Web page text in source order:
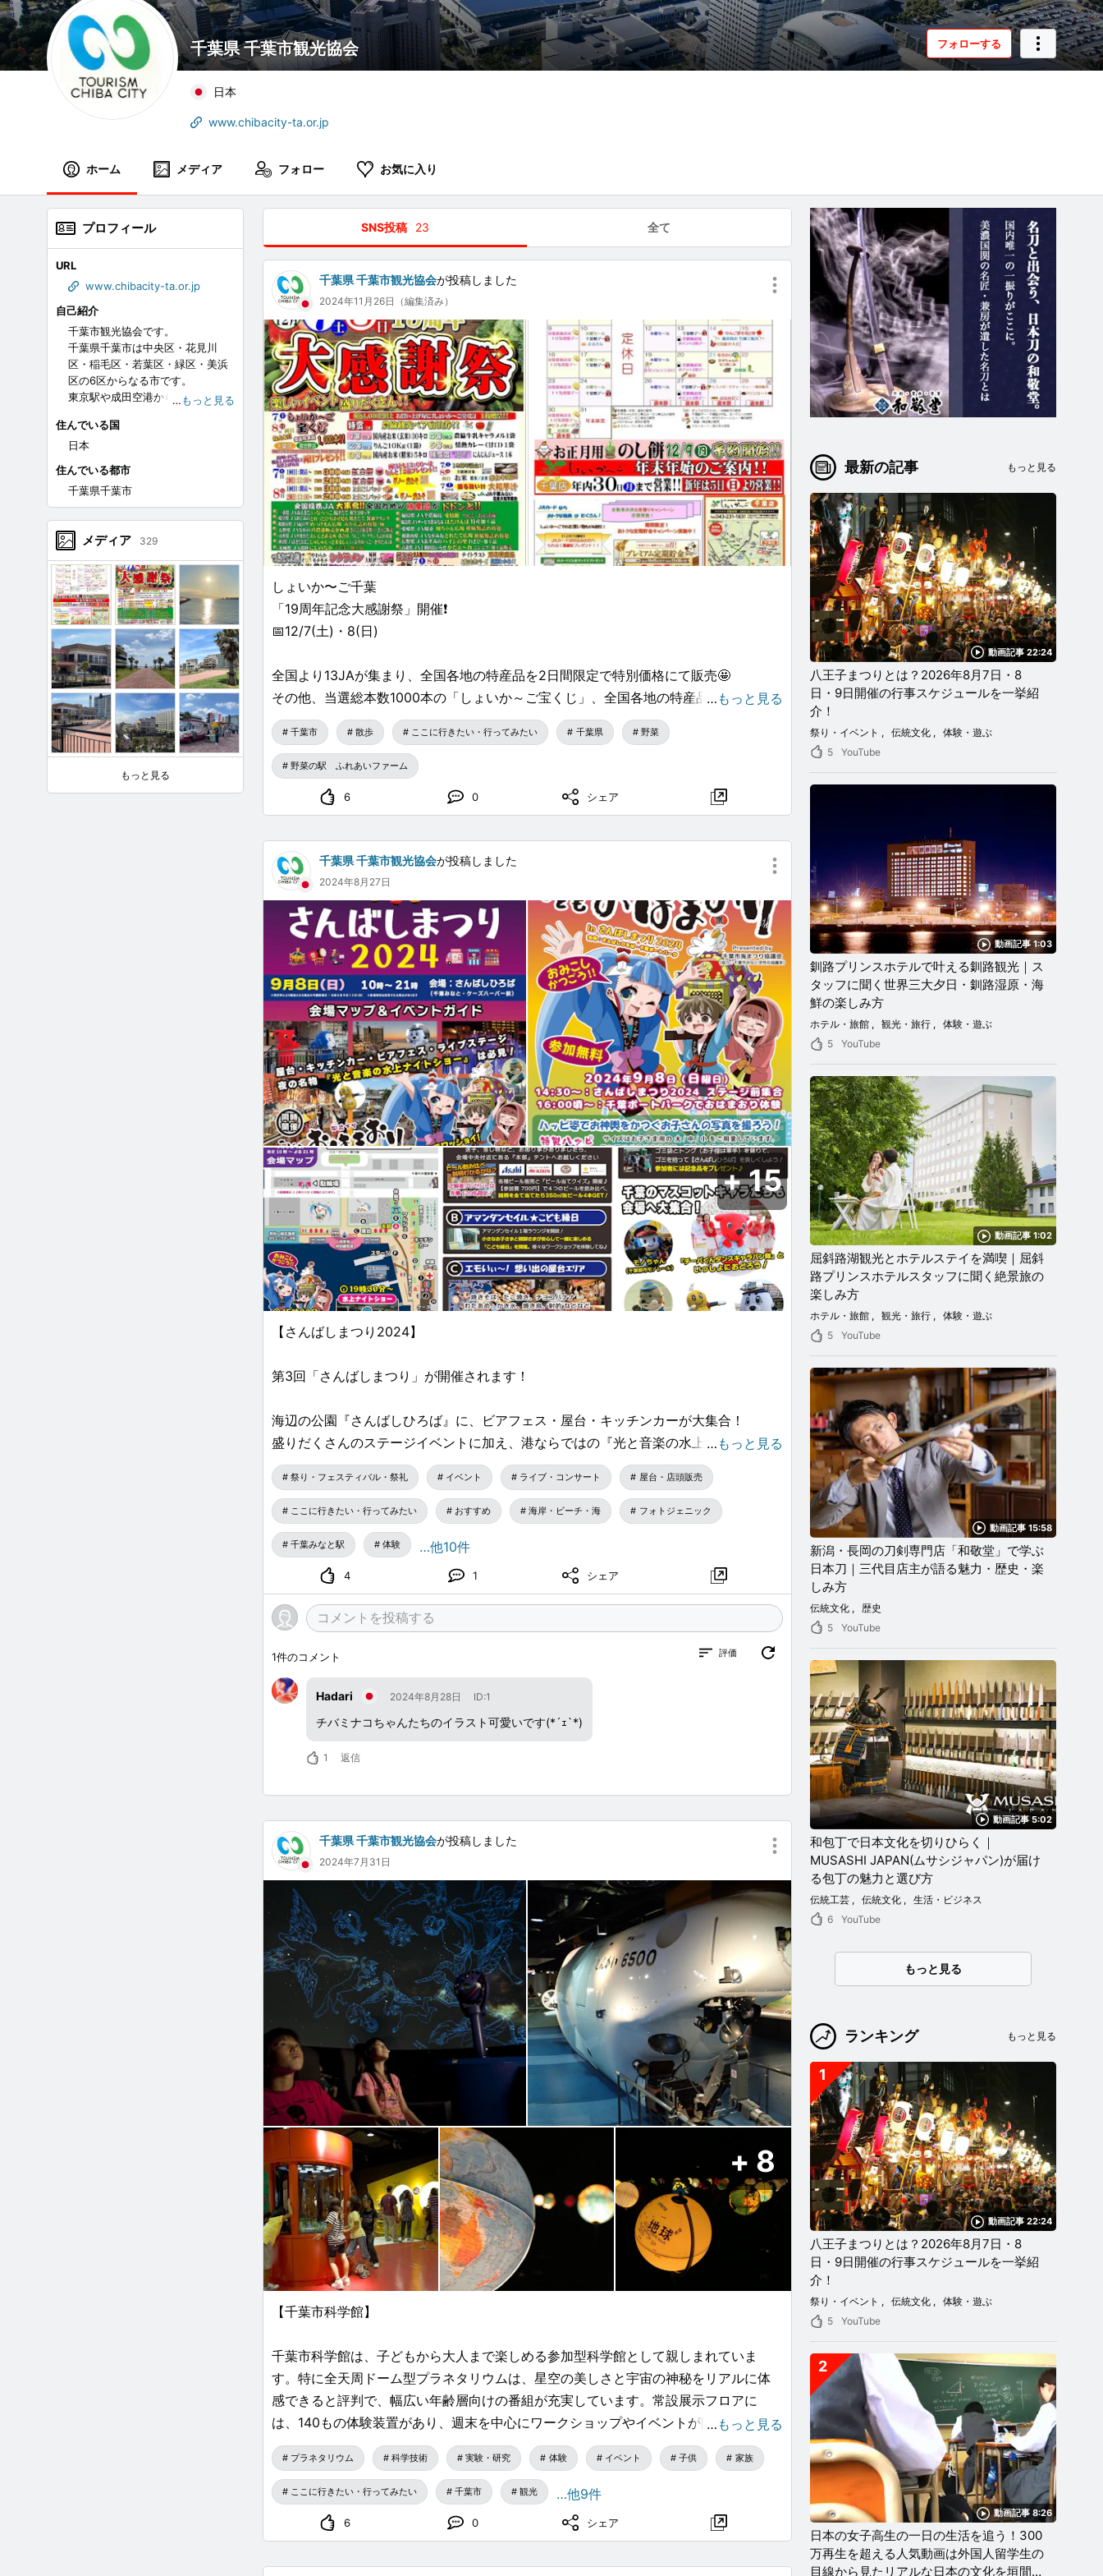
千葉県 千葉市観光協会 フォローする
日本
www.chibacity-ta.or.jp
ホーム メディア フォロー お気に入り
SNS投稿 23 全て
千葉県 千葉市観光協会が投稿しました
2024年11月26日（編集済み）
しょいか〜ご千葉
「19周年記念大感謝祭」開催❗️
📅12/7(土)・8(日)
全国より13JAが集まり、全国各地の特産品を2日間限定で特別価格にて販売🤩
その他、当選総本数1000本の「しょいか～ご宝くじ」、全国各地の特産品の詰め放題
等イベント盛りだくさん🍎🍐🍊
… もっと見る
千葉市 散歩 ここに行きたい・行ってみたい 千葉県 野菜
野菜の駅 ふれあいファーム
6 0 シェア
千葉県 千葉市観光協会が投稿しました
2024年8月27日
15
【さんばしまつり2024】
第3回「さんばしまつり」が開催されます！
海辺の公園『さんばしひろば』に、ビアフェス・屋台・キッチンカーが大集合！
盛りだくさんのステージイベントに加え、港ならではの『光と音楽の水上ナイトショ
ー』が今年もフィナーレを飾ります♪
「こども おはまおり」御浜下りが同時開催し、ハッピ姿でお神輿をかつぐお子さんの
写真を撮るイベントも楽しめます。
■会場：さんばしひろば（ケーズハーバー前）
■アクセス：JR京葉線・千葉都市モノレール「千葉みなと駅」から海へ向かって徒歩5
分
■入場料：無料
※詳しくは、『さんばしまつり』で検索！
… もっと見る
祭り・フェスティバル・祭礼 イベント ライブ・コンサート 屋台・店頭販売
ここに行きたい・行ってみたい おすすめ 海岸・ビーチ・海 フォトジェニック
千葉みなと駅 体験 …他10件
4 1 シェア
1件のコメント 評価
Hadari 2024年8月28日 ID:1
チバミナコちゃんたちのイラスト可愛いです(*´ｪ`*)
1 返信
千葉県 千葉市観光協会が投稿しました
2024年7月31日
8
【千葉市科学館】
千葉市科学館は、子どもから大人まで楽しめる参加型科学館として親しまれていま
す。特に全天周ドーム型プラネタリウムは、星空の美しさと宇宙の神秘をリアルに体
感できると評判で、幅広い年齢層向けの番組が充実しています。常設展示フロアに
は、140もの体験装置があり、週末を中心にワークショップやイベントが開催されま
す。科学の楽しさを体験しながら学べるこの施設は、家族でのお出かけや学校の学習
旅行に最適なスポットであり、未来の科学者を育てる場としても重要な役割を果たし
ています。
〇現在開催中のイベントのご紹介
… もっと見る
プラネタリウム 科学技術 実験・研究 体験 イベント 子供 家族
ここに行きたい・行ってみたい 千葉市 観光 …他9件
6 0 シェア
プロフィール
URL
www.chibacity-ta.or.jp
自己紹介
千葉市観光協会です。
千葉県千葉市は中央区・花見川
区・稲毛区・若葉区・緑区・美浜
区の6区からなる市です。
東京駅や成田空港からも約30分で
となっています。
訪れる人々みんなが笑顔になれる
街「千葉市」の魅力をたっぷりと
お届けしていきますのでよろしく
お願いいたします！
…もっと見る
住んでいる国
日本
住んでいる都市
千葉県千葉市
メディア 329
もっと見る
最新の記事 もっと見る
動画記事 22:24
八王子まつりとは？2026年8月7日・8
日・9日開催の行事スケジュールを一挙紹
介！
祭り・イベント 伝統文化
体験・遊ぶ
5
YouTube
動画記事 1:03
釧路プリンスホテルで叶える釧路観光｜ス
タッフに聞く世界三大夕日・釧路湿原・海
鮮の楽しみ方
ホテル・旅館 観光・旅行
体験・遊ぶ
5
YouTube
動画記事 1:02
屈斜路湖観光とホテルステイを満喫｜屈斜
路プリンスホテルスタッフに聞く絶景旅の
楽しみ方
ホテル・旅館 観光・旅行
体験・遊ぶ
5
YouTube
動画記事 15:58
新潟・長岡の刀剣専門店「和敬堂」で学ぶ
日本刀｜三代目店主が語る魅力・歴史・楽
しみ方
伝統文化
歴史
5
YouTube
動画記事 5:02
和包丁で日本文化を切りひらく｜
MUSASHI JAPAN(ムサシジャパン)が届け
る包丁の魅力と選び方
伝統工芸 伝統文化
生活・ビジネス
6
YouTube
もっと見る
ランキング もっと見る
動画記事 22:24
1
八王子まつりとは？2026年8月7日・8
日・9日開催の行事スケジュールを一挙紹
介！
祭り・イベント 伝統文化
体験・遊ぶ
5
YouTube
動画記事 8:26
2
日本の女子高生の一日の生活を追う！300
万再生を超える人気動画は外国人留学生の
目線から見たリアルな日本の文化を垣間見